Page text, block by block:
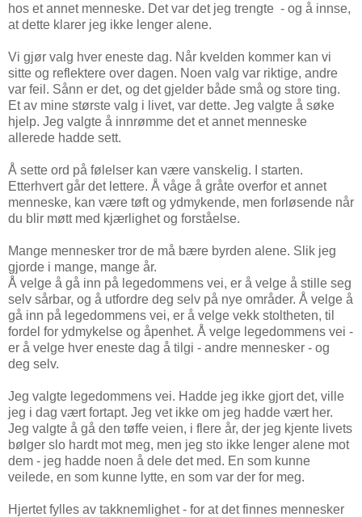
hos et annet menneske. Det var det jeg trengte - og å innse,
at dette klarer jeg ikke lenger alene.
Vi gjør valg hver eneste dag. Når kvelden kommer kan vi
sitte og reflektere over dagen. Noen valg var riktige, andre
var feil. Sånn er det, og det gjelder både små og store ting.
Et av mine største valg i livet, var dette. Jeg valgte å søke
hjelp. Jeg valgte å innrømme det et annet menneske
allerede hadde sett.
Å sette ord på følelser kan være vanskelig. I starten.
Etterhvert går det lettere. Å våge å gråte overfor et annet
menneske, kan være tøft og ydmykende, men forløsende når
du blir møtt med kjærlighet og forståelse.
Mange mennesker tror de må bære byrden alene. Slik jeg
gjorde i mange, mange år.
Å velge å gå inn på legedommens vei, er å velge å stille seg
selv sårbar, og å utfordre deg selv på nye områder. Å velge å
gå inn på legedommens vei, er å velge vekk stoltheten, til
fordel for ydmykelse og åpenhet. Å velge legedommens vei -
er å velge hver eneste dag å tilgi - andre mennesker - og
deg selv.
Jeg valgte legedommens vei. Hadde jeg ikke gjort det, ville
jeg i dag vært fortapt. Jeg vet ikke om jeg hadde vært her.
Jeg valgte å gå den tøffe veien, i flere år, der jeg kjente livets
bølger slo hardt mot meg, men jeg sto ikke lenger alene mot
dem - jeg hadde noen å dele det med. En som kunne
veilede, en som kunne lytte, en som var der for meg.
Hjertet fylles av takknemlighet - for at det finnes mennesker